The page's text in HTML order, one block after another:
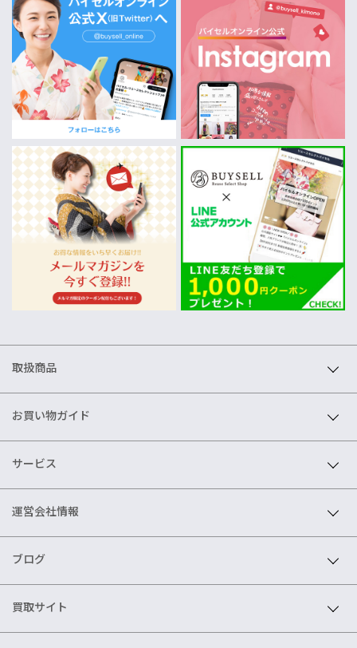
取扱商品
お買い物ガイド
サービス
運営会社情報
ブログ
買取サイト